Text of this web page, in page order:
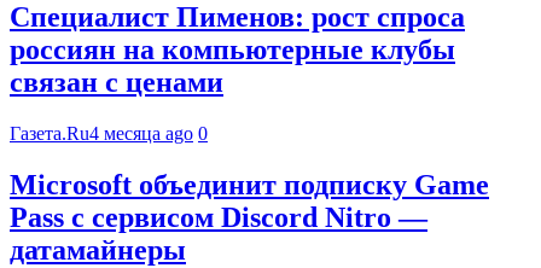
Специалист Пименов: рост спроса
россиян на компьютерные клубы
связан с ценами
Газета.Ru4 месяца ago 0
Microsoft объединит подписку Game
Pass с сервисом Discord Nitro —
датамайнеры